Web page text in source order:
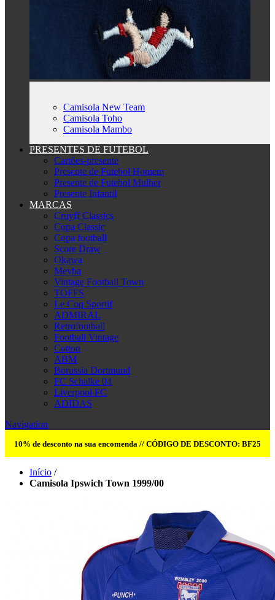
Camisola New Team
Camisola Toho
Camisola Mambo
PRESENTES DE FUTEBOL
Cartões-presente
Presente de Futebol Homem
Presente de Futebol Mulher
Presente Infantil
MARCAS
Cruyff Classics
Copa Classic
Copa football
Score Draw
Okawa
Meyba
Vintage Football Town
TOFFS
Le Coq Sportif
ADMIRAL
Retrofootball
Football Vintage
Cotton
ABM
Borussia Dortmund
FC Schalke 04
Liverpool FC
ADIDAS
Navigation
10% de desconto na sua encomenda // CÓDIGO DE DESCONTO: BF25
Início /
Camisola Ipswich Town 1999/00